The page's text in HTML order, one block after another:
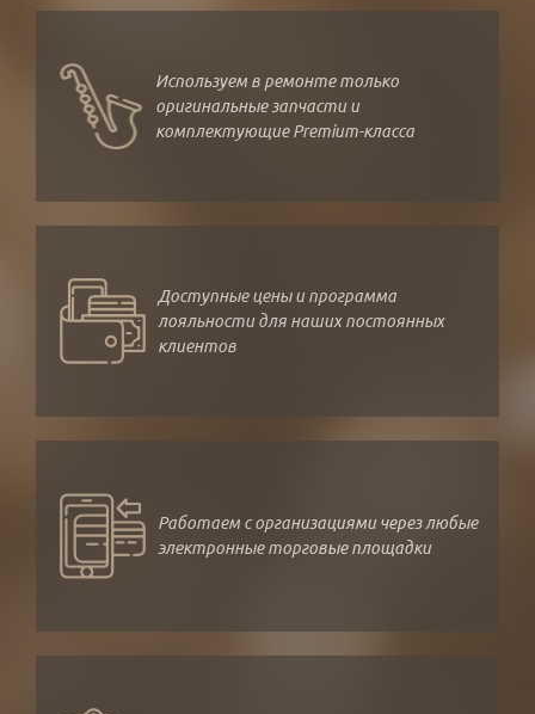
Используем в ремонте только
оригинальные запчасти и
комплектующие Premium-класса
Доступные цены и программа
лояльности для наших постоянных
клиентов
Работаем с организациями через любые
электронные торговые площадки